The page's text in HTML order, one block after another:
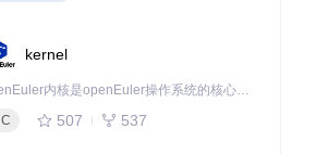
kernel
openEuler内核是openEuler操作系统的核心，既是系统性能与稳定性的基石，也是连接处理器、设备与服务的桥梁。
C
507 537